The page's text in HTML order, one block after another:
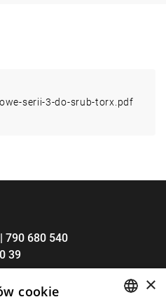
serii-3-do-srub-torx.pdf
790 680 540
39
×
cookie